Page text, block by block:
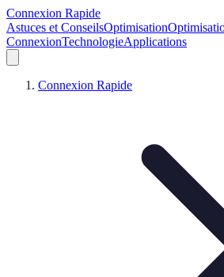
Connexion Rapide
Astuces et ConseilsOptimisation
ConnexionTechnologieApplications
Connexion Rapide